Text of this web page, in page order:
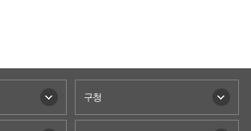
구청